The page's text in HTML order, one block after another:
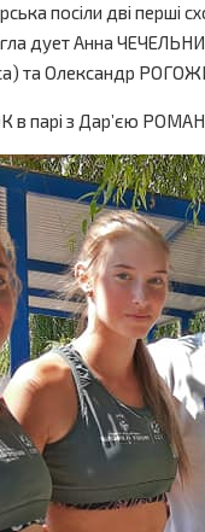
посіли дві перші
Анна
Олександр
з Дар’єю